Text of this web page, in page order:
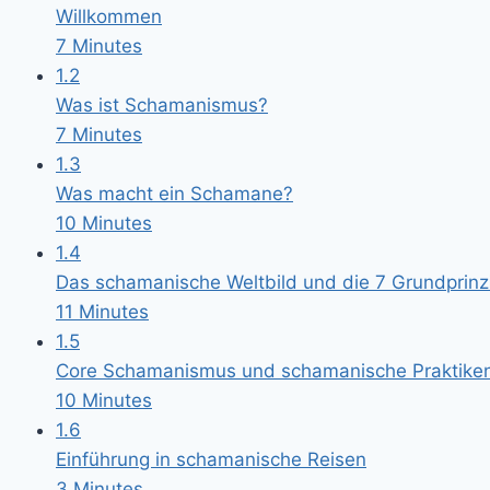
Willkommen
7 Minutes
1.2
Was ist Schamanismus?
7 Minutes
1.3
Was macht ein Schamane?
10 Minutes
1.4
Das schamanische Weltbild und die 7
11 Minutes
1.5
Core Schamanismus und schamanische
10 Minutes
1.6
Einführung in schamanische Reisen